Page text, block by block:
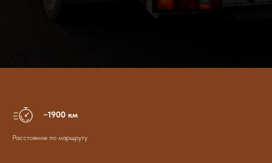
~1900 км
Расстояние по маршруту